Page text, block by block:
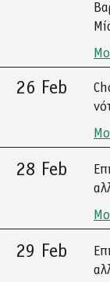
26 Feb
28 Feb
29 Feb